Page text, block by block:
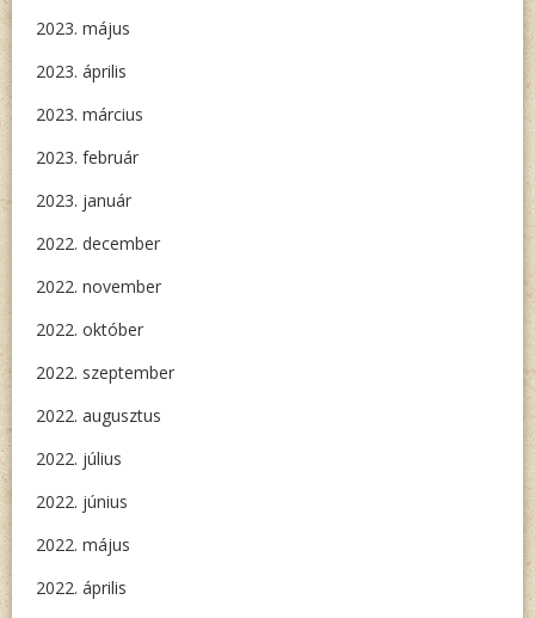
2023. május
2023. április
2023. március
2023. február
2023. január
2022. december
2022. november
2022. október
2022. szeptember
2022. augusztus
2022. július
2022. június
2022. május
2022. április